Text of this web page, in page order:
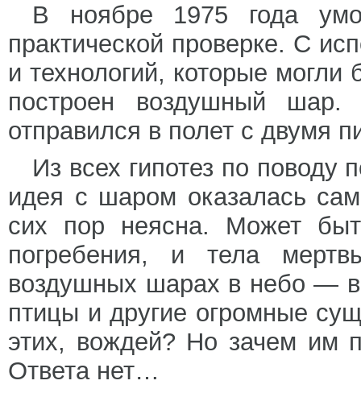
В ноябре 1975 года
практической проверке. С
и технологий, которые
построен воздушный
отправился в полет с двумя
Из всех гипотез по поводу
идея с шаром оказалась
сих пор неясна. Может
погребения, и тела
воздушных шарах в небо —
птицы и другие огромные
этих, вождей? Но зачем им
Ответа нет…